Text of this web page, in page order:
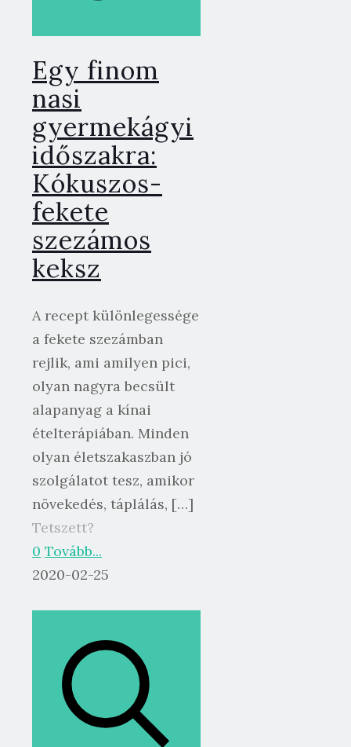
Egy finom
nasi
gyermekágyi
időszakra:
Kókuszos-
fekete
szezámos
keksz
A recept különlegessége
a fekete szezámban
rejlik, ami amilyen pici,
olyan nagyra becsült
alapanyag a kínai
ételterápiában. Minden
olyan életszakaszban jó
szolgálatot tesz, amikor
növekedés, táplálás, […]
Tetszett?
0 Tovább...
2020-02-25